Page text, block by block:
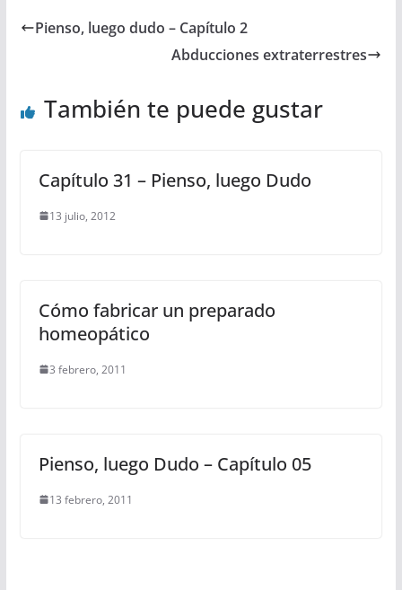
Pienso, luego dudo – Capítulo 2
Abducciones extraterrestres
También te puede gustar
Capítulo 31 – Pienso, luego Dudo
13 julio, 2012
Cómo fabricar un preparado
homeopático
3 febrero, 2011
Pienso, luego Dudo – Capítulo 05
13 febrero, 2011